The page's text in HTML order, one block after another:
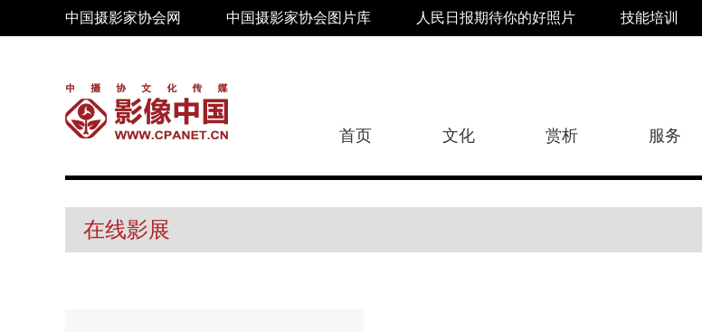
中国摄影家协会网 中国摄影家协会图片库 人民日报期待你的好照片 技能培训
首页 文化 赏析 服务
在线影展